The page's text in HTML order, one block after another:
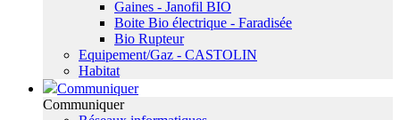
Gaines - Janofil BIO
Boite Bio électrique - Faradisée
Bio Rupteur
Equipement/Gaz - CASTOLIN
Habitat
Communiquer
Communiquer